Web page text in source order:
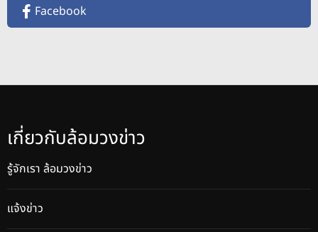
Facebook
เกี่ยวกับล้อมวงข่าว
รู้จักเรา ล้อมวงข่าว
แจ้งข่าว